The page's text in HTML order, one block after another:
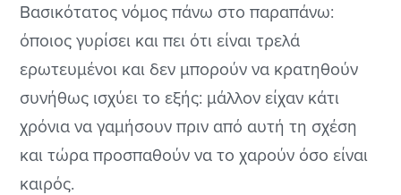
Βασικότατος νόμος πάνω στο παραπάνω:
όποιος γυρίσει και πει ότι είναι τρελά
ερωτευμένοι και δεν μπορούν να κρατηθούν
συνήθως ισχύει το εξής: μάλλον είχαν κάτι
χρόνια να γαμήσουν πριν από αυτή τη σχέση
και τώρα προσπαθούν να το χαρούν όσο είναι
καιρός.